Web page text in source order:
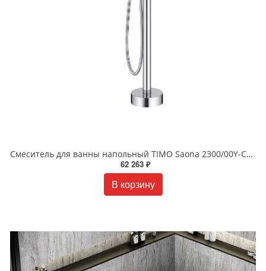
Смеситель для ванны напольный TIMO Saona 2300/00Y-CR хром
62 263 ₽
В корзину